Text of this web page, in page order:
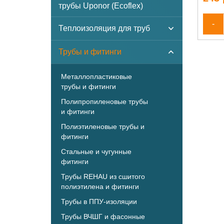
трубы Uponor (Ecoflex)
Теплоизоляция для труб
Трубы и фитинги
Металлопластиковые
трубы и фитинги
Полипропиленовые трубы
и фитинги
Полиэтиленовые трубы и
фитинги
Стальные и чугунные
фитинги
Трубы REHAU из сшитого
полиэтилена и фитинги
Трубы в ППУ-изоляции
Трубы ВЧШГ и фасонные
-